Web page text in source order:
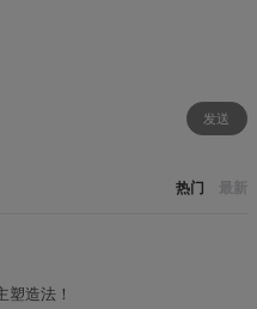
发送
热门 最新
造法！